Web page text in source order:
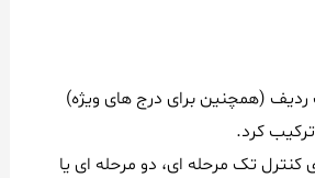
ترکیب کرد.
تک مرحله ای، دو مرحله ای یا